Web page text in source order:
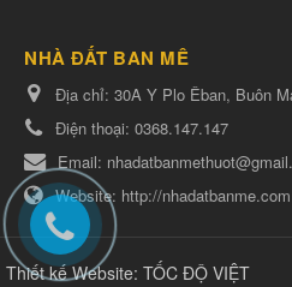
NHÀ ĐẤT BAN MÊ
Địa chỉ: 30A Y Plo Êban, Buôn
Điện thoại: 0368.147.147
Email:
Website: http://nhadatbanme.com
Thiết kế Website: TỐC ĐỘ VIỆT